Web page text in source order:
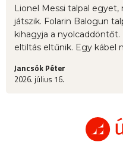
Lionel Messi talpal
játszik. Folarin Balogun
kihagyja a
eltiltás eltűnik. Egy kábel
Jancsók Péter
2026. július 16.